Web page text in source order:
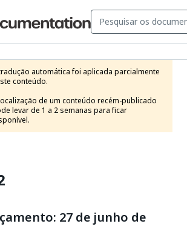
automática foi aplicada parcialmente
conteúdo.
de um conteúdo recém-publicado
levar de 1 a 2 semanas para ficar
27 de junho de